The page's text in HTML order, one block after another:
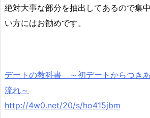
絶対大事な部分を抽出してあるので集
い方にはお勧めです。
デートの教科書 ～初デートからつき
流れ～
http://4w0.net/20/s/ho415jbm